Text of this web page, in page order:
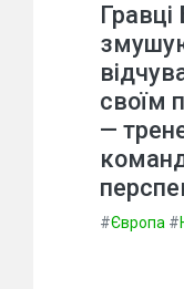
своїм
—
#Європа #